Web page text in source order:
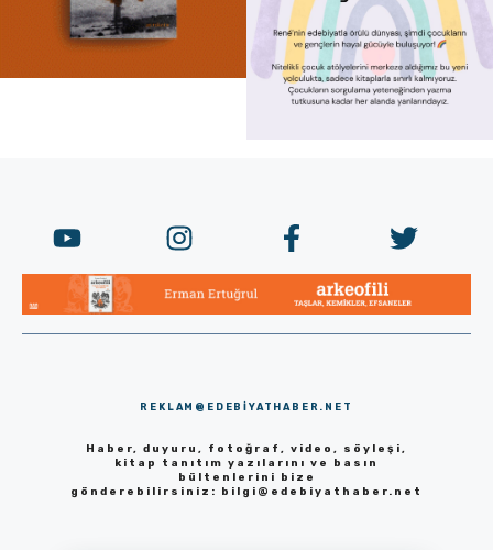
REKLAM@EDEBIYATHABER.NET
Haber, duyuru, fotoğraf, video, söyleşi,
kitap tanıtım yazılarını ve basın
bültenlerini bize
gönderebilirsiniz: bilgi@edebiyathaber.net